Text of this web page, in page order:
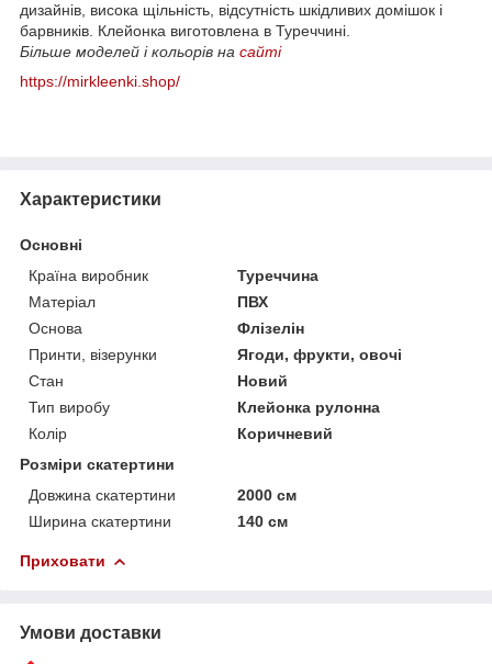
дизайнів, висока щільність, відсутність шкідливих домішок і
барвників. Клейонка виготовлена в Туреччині.
Більше моделей і кольорів на сайті
https://mirkleenki.shop/
Характеристики
Основні
Країна виробник
Туреччина
Матеріал
ПВХ
Основа
Флізелін
Принти, візерунки
Ягоди, фрукти, овочі
Стан
Новий
Тип виробу
Клейонка рулонна
Колір
Коричневий
Розміри скатертини
Довжина скатертини
2000 см
Ширина скатертини
140 см
Приховати
Умови доставки